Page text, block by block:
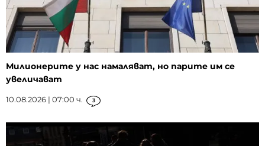
Милионерите у нас намаляват, но парите им се
увеличават
10.08.2026 | 07:00 ч. 3